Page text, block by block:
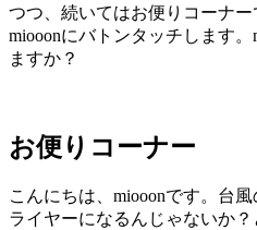
つつ、続いてはお便りコーナー
miooonにバトンタッチします
ますか？
お便りコーナー
こんにちは、miooonです。台
ライヤーになるんじゃないか